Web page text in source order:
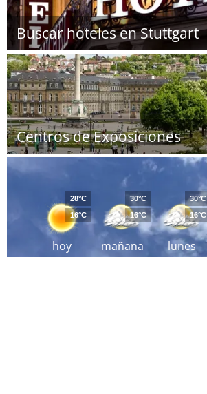
Buscar hoteles en Stuttgart
Centros de Exposiciones
hoy
28°C
16°C
mañana
30°C
16°C
lunes
30°C
16°C